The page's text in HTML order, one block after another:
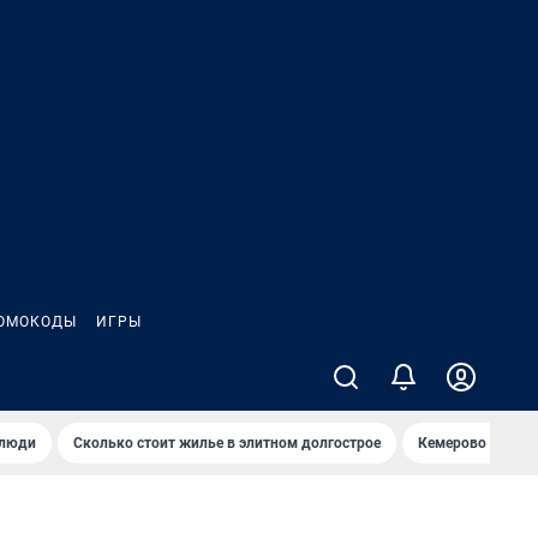
ИГРЫ
люди Сколько стоит жилье в элитном долгострое Кемерово —